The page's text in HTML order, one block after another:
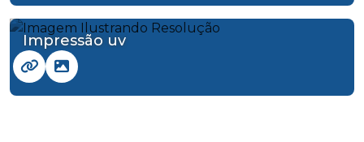
Impressão uv